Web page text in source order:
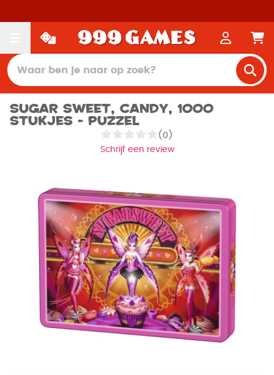
Sugar Sweet, Candy, 1000
stukjes - Puzzel
(0)
Schrijf een review